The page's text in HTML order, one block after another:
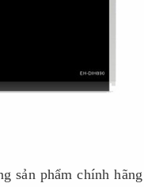
sản phẩm chính hãng